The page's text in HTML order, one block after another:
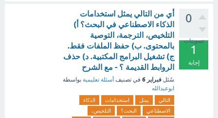
0
تصويتات
1
إجابة
أي من التالي يمثل استخدامات
الذكاء الاصطناعي في البحث؟ أ)
التلخيص، الترجمة، التوصية
بالمحتوى. ب) حفظ الملفات فقط.
ج) تشغيل البرامج المكتبية. د) حذف
الروابط القديمة ؟ - مع الشرح
سُئل فبراير 6 في تصنيف أسئلة تعليمية بواسطة
ابوعبدالله
التالي يمثل استخدامات
الذكاء
الاصطناعي
البحث؟
التلخيص،